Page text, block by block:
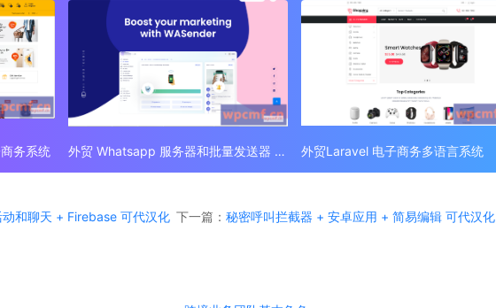
务系统 外贸 Whatsapp 服务器和批量发送器 (SAAS) 外贸Laravel 电子商务多语言系统
和聊天 + Firebase 可代汉化 下一篇： 秘密呼叫拦截器 + 安卓应用 + 简易编辑 可代汉化